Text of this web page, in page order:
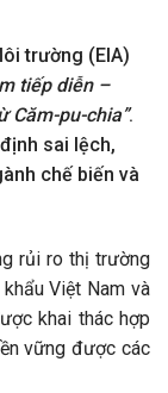
trường (EIA)
tiếp diễn –
Căm-pu-chia”.
sai lệch,
chế biến và
rủi ro thị trường
Việt Nam và
khai thác hợp
vững được các